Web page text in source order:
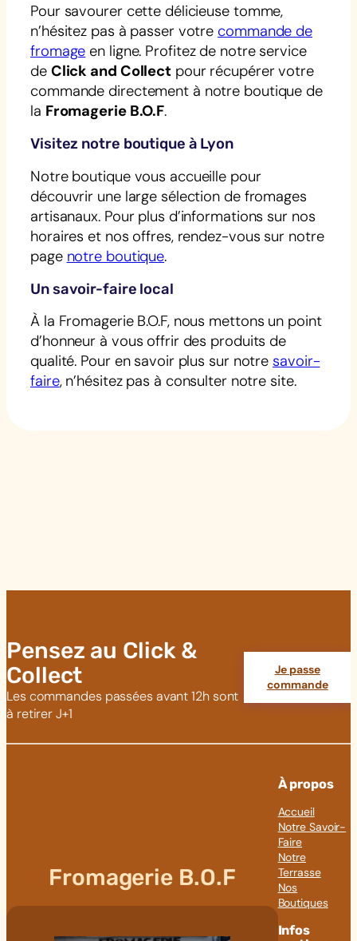
Pour savourer cette délicieuse tomme,
n’hésitez pas à passer votre commande de
fromage en ligne. Profitez de notre service
de Click and Collect pour récupérer votre
commande directement à notre boutique de
la Fromagerie B.O.F.
Visitez notre boutique à Lyon
Notre boutique vous accueille pour
découvrir une large sélection de fromages
artisanaux. Pour plus d’informations sur nos
horaires et nos offres, rendez-vous sur notre
page notre boutique.
Un savoir-faire local
À la Fromagerie B.O.F, nous mettons un point
d’honneur à vous offrir des produits de
qualité. Pour en savoir plus sur notre savoir-
faire, n’hésitez pas à consulter notre site.
Pensez au Click &
Collect
Les commandes passées avant 12h sont
à retirer J+1
Je passe
commande
Fromagerie B.O.F
À propos
Accueil
Notre Savoir-
Faire
Notre
Terrasse
Nos
Boutiques
Infos